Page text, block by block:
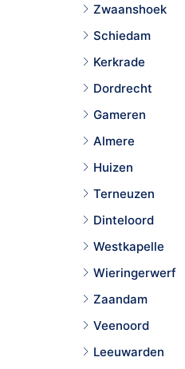
Zwaanshoek
Schiedam
Kerkrade
Dordrecht
Gameren
Almere
Huizen
Terneuzen
Dinteloord
Westkapelle
Wieringerwerf
Zaandam
Veenoord
Leeuwarden